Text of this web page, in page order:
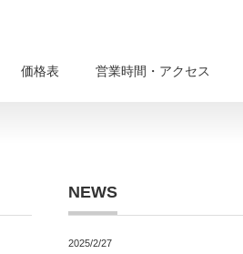
価格表 営業時間・アクセス
NEWS
2025/2/27